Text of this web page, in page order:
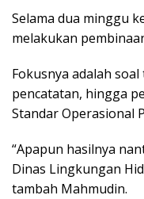
Selama dua minggu
melakukan
Fokusnya adalah
pencatatan, hingga
Standar Operasional
“Apapun hasilnya
Dinas Lingkungan
tambah Mahmudin.